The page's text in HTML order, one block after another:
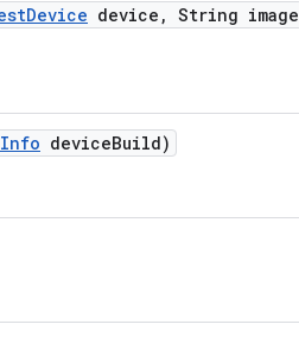
Device device , String image
Info deviceBuild)